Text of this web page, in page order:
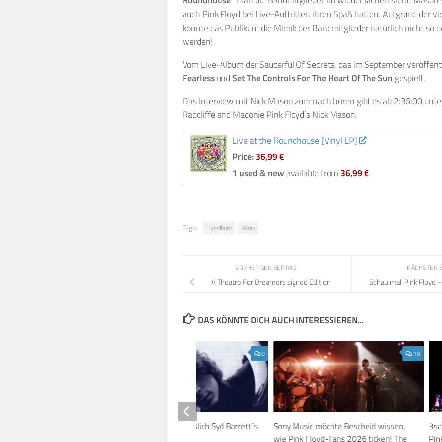
auch Pink Floyd bei Live-Auftritten ihren Spaß hatten. Aufgrund der
konnte das Publikum die Mimik der Bandmitglieder natürlich nicht so
werden!
Vom Live-Album der Saucerful Of Secrets, das im September
FearlessundSet The Controls For The Heart Of The Sun gespielt.
Das Interview mit Nick Mason zum nach hören gibt es ab 2:36:00
Radcliffe and Maconie Pink Floyd’s Nick Mason.
Live at the Roundhouse [Vinyl LP]
Price:36,99 €
1 used & newavailable from 36,99 €
Tags: Livealbum Radio
NÄCHSTER
Schau mal: Pink Floyd
VORHERIGER BEITRAG
A Theatre For Dreamers signed Edition
DAS KÖNNTE DICH AUCH INTERESSIEREN...
18
Sony Music möchte Bescheid wissen,
wie Pink Floyd-Fans 2026 ticken! The
0
Radio-Sendung anlässlich Syd Barrett´s